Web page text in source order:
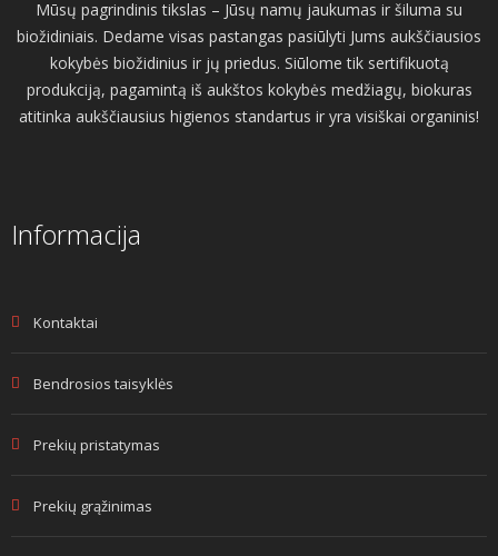
Mūsų pagrindinis tikslas – Jūsų namų jaukumas ir šiluma su
biožidiniais. Dedame visas pastangas pasiūlyti Jums aukščiausios
kokybės biožidinius ir jų priedus. Siūlome tik sertifikuotą
produkciją, pagamintą iš aukštos kokybės medžiagų, biokuras
atitinka aukščiausius higienos standartus ir yra visiškai organinis!
Informacija
Kontaktai
Bendrosios taisyklės
Prekių pristatymas
Prekių grąžinimas